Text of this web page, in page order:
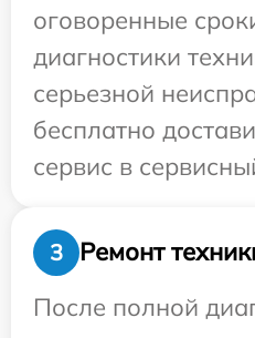
оговоренные
диагностики
серьезной
бесплатно
сервис в
3
Ремонт
После полной